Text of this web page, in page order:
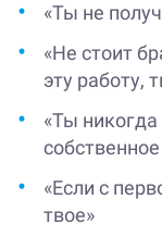
«Ты не
«Не стоит
эту работу,
«Ты
«Если с
твое»